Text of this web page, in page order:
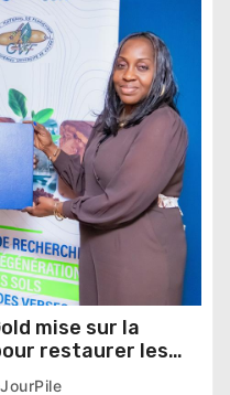
mise sur la
restaurer les